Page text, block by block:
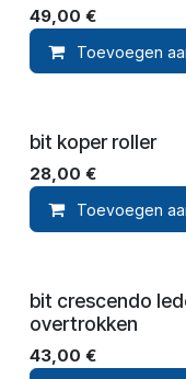
49,00 €
Toevoegen
bit koper roller
28,00 €
Toevoegen
bit crescendo
overtrokken
43,00 €